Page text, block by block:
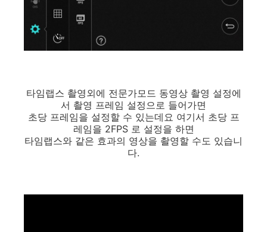
타임랩스 촬영외에 전문가모드 동영상 촬영 설정에
서 촬영 프레임 설정으로 들어가면
초당 프레임을 설정할 수 있는데요 여기서 초당 프
레임을 2FPS 로 설정을 하면
타임랩스와 같은 효과의 영상을 촬영할 수도 있습니
다.